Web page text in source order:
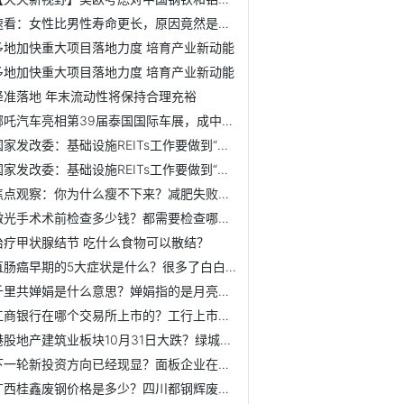
速看：女性比男性寿命更长，原因竟然是……
地加快重大项目落地力度 培育产业新动能
地加快重大项目落地力度 培育产业新动能
准落地 年末流动性将保持合理充裕
哪吒汽车亮相第39届泰国国际车展，成中国品牌出海“新名片”
国家发改委：基础设施REITs工作要做到“六个必须坚持”
国家发改委：基础设施REITs工作要做到“六个必须坚持”
焦点观察：你为什么瘦不下来？减肥失败的罪魁祸首竟然是它！
激光手术术前检查多少钱？都需要检查哪些项目？
疗甲状腺结节 吃什么食物可以散结？
直肠癌早期的5大症状是什么？很多了白白错过了这5年“黄金期”
千里共婵娟是什么意思？婵娟指的是月亮吗？
工商银行在哪个交易所上市的？工行上市真正成功意义在哪里？
港股地产建筑业板块10月31日大跌？绿城中国集团跌超多少？
下一轮新投资方向已经现显？面板企业在行业底部布局未来
广西桂鑫废钢价格是多少？四川都钢辉废钢价格下调了多少？